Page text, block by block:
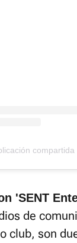
'SENT
de
club, son